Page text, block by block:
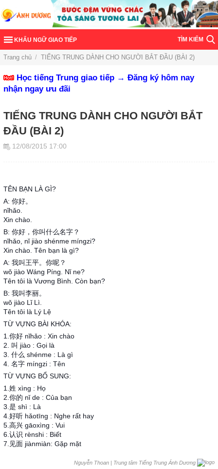
KHẨU NGỮ GIAO TIẾP TÌM KIẾM
Trang chủ / TIẾNG TRUNG DÀNH CHO NGƯỜI BẮT ĐẦU (BÀI 2)
Học tiếng Trung giao tiếp → Đăng ký hôm nay
nhận ngay ưu đãi
TIẾNG TRUNG DÀNH CHO NGƯỜI BẮT
ĐẦU (BÀI 2)
12/08/2015 17:00
TÊN BẠN LÀ GÌ?
A: 你好。
nǐhǎo.
Xin chào.
B: 你好，你叫什么名字？
nǐhǎo, nǐ jiào shénme míngzi?
Xin chào. Tên bạn là gì?
A: 我叫王平。你呢？
wǒ jiào Wáng Píng. Nǐ ne?
Tên tôi là Vương Bình. Còn bạn?
B: 我叫李丽。
wǒ jiào Lǐ Lì.
Tên tôi là Lý Lệ
TỪ VỰNG BÀI KHÓA:
1.你好 nǐhǎo : Xin chào
2. 叫 jiào : Gọi là
3. 什么 shénme : Là gì
4. 名字 míngzi : Tên
TỪ VỰNG BỔ SUNG:
1.姓 xìng : Họ
2.你的 nǐ de : Của bạn
3.是 shì : Là
4.好听 hǎotīng : Nghe rất hay
5.高兴 gāoxìng : Vui
6.认识 rènshi : Biết
7.见面 jiànmiàn: Gặp mặt
Nguyễn Thoan | Trung tâm Tiếng Trung Ánh Dương